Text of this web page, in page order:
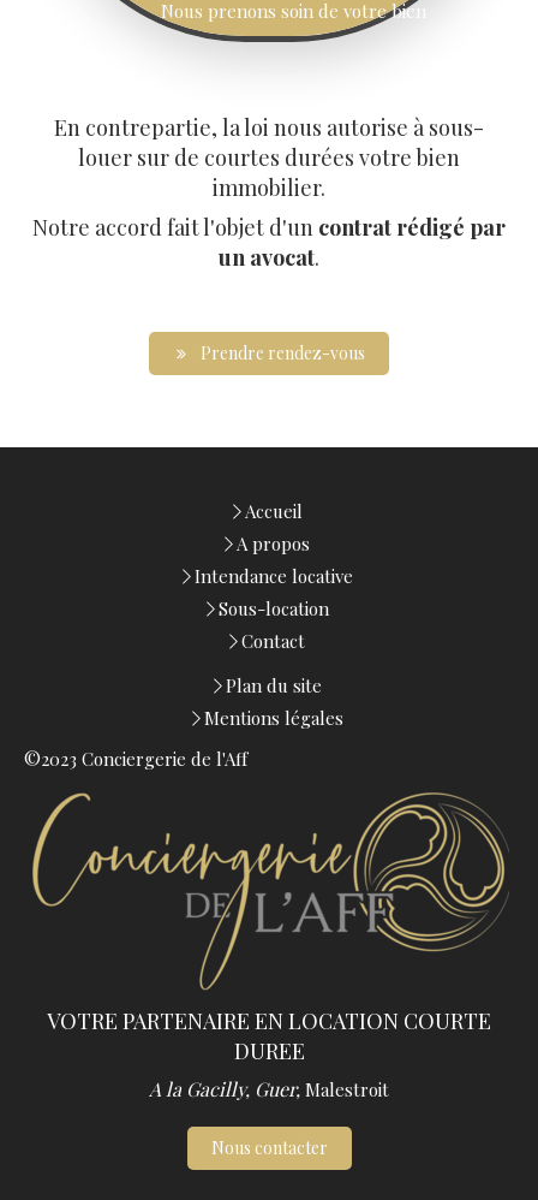
Nous prenons soin de votre bien
En contrepartie, la loi nous autorise à sous-
louer sur de courtes durées votre bien
immobilier.
Notre accord fait l'objet d'un contrat rédigé par
un avocat.
Prendre rendez-vous
Accueil
A propos
Intendance locative
Sous-location
Contact
Plan du site
Mentions légales
©2023 Conciergerie de l'Aff
VOTRE PARTENAIRE EN LOCATION COURTE
DUREE
A la Gacilly, Guer, Malestroit
Nous contacter